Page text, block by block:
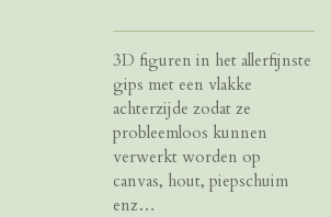
3D figuren in het allerfijnste
gips met een vlakke
achterzijde zodat ze
probleemloos kunnen
verwerkt worden op
canvas, hout, piepschuim
enz…